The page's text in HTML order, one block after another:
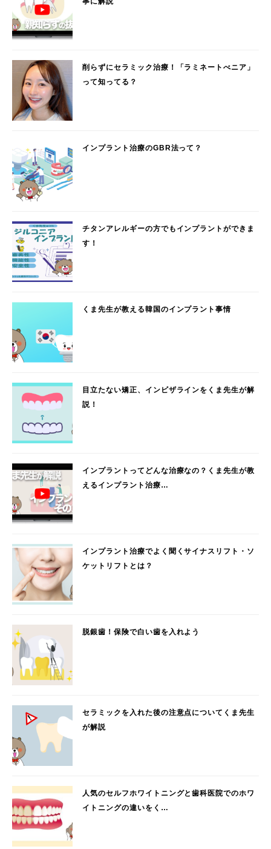
削らずにセラミック治療！「ラミネートべニア」
って知ってる？
インプラント治療のGBR法って？
チタンアレルギーの方でもインプラントができま
す！
くま先生が教える韓国のインプラント事情
目立たない矯正、インビザラインをくま先生が解
説！
インプラントってどんな治療なの？くま先生が教
えるインプラント治療…
インプラント治療でよく聞くサイナスリフト・ソ
ケットリフトとは？
脱銀歯！保険で白い歯を入れよう
セラミックを入れた後の注意点についてくま先生
が解説
人気のセルフホワイトニングと歯科医院でのホワ
イトニングの違いをく…